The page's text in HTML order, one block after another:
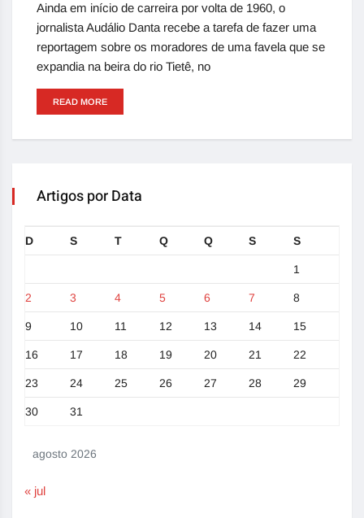
Ainda em início de carreira por volta de 1960, o
jornalista Audálio Danta recebe a tarefa de fazer uma
reportagem sobre os moradores de uma favela que se
expandia na beira do rio Tietê, no
READ MORE
Artigos por Data
agosto 2026
D S T Q Q S S
1
2 3 4 5 6 7 8
9 10 11 12 13 14 15
16 17 18 19 20 21 22
23 24 25 26 27 28 29
30 31
« jul